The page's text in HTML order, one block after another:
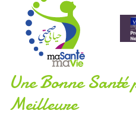
Une Bonne Santé
Meilleure